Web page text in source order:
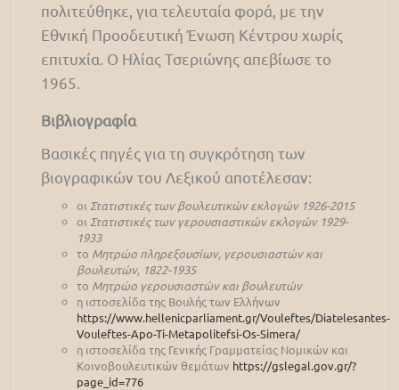
πολιτεύθηκε, για τελευταία φορά, με την
Εθνική Προοδευτική Ένωση Κέντρου χωρίς
επιτυχία. Ο Ηλίας Τσεριώνης απεβίωσε το
1965.
Βιβλιογραφία
Βασικές πηγές για τη συγκρότηση των
βιογραφικών του Λεξικού αποτέλεσαν:
οι Στατιστικές των βουλευτικών εκλογών 1926-2015
οι Στατιστικές των γερουσιαστικών εκλογών 1929-
1933
το Μητρώο πληρεξουσίων, γερουσιαστών και
βουλευτών, 1822-1935
το Μητρώο γερουσιαστών και βουλευτών
η ιστοσελίδα της Βουλής των Ελλήνων
https://www.hellenicparliament.gr/Vouleftes/Diatelesantes-
Vouleftes-Apo-Ti-Metapolitefsi-Os-Simera/
η ιστοσελίδα της Γενικής Γραμματείας Νομικών και
Κοινοβουλευτικών θεμάτων https://gslegal.gov.gr/?
page_id=776